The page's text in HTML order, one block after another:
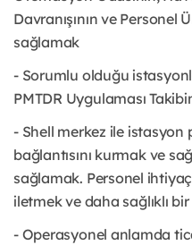
Davranışının ve Personel
sağlamak
- Sorumlu olduğu
PMTDR Uygulaması
- Shell merkez ile istasyon
bağlantısını kurmak ve
sağlamak. Personel
iletmek ve daha sağlıklı
- Operasyonel anlamda